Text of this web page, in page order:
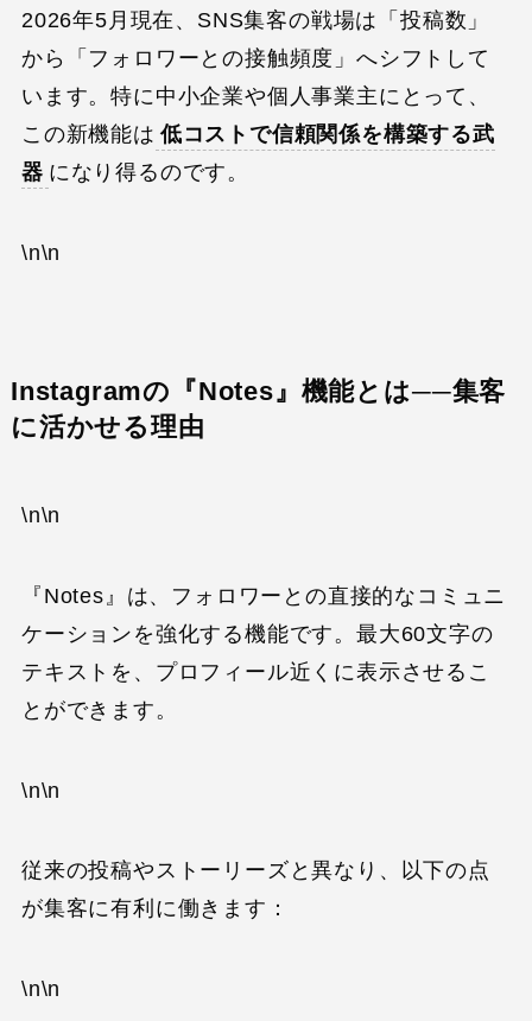
2026年5月現在、SNS集客の戦場は「投稿数」
から「フォロワーとの接触頻度」へシフトして
います。特に中小企業や個人事業主にとって、
この新機能は 低コストで信頼関係を構築する武
器 になり得るのです。
\n\n
Instagramの『Notes』機能とは──集客
に活かせる理由
\n\n
『Notes』は、フォロワーとの直接的なコミュニ
ケーションを強化する機能です。最大60文字の
テキストを、プロフィール近くに表示させるこ
とができます。
\n\n
従来の投稿やストーリーズと異なり、以下の点
が集客に有利に働きます：
\n\n